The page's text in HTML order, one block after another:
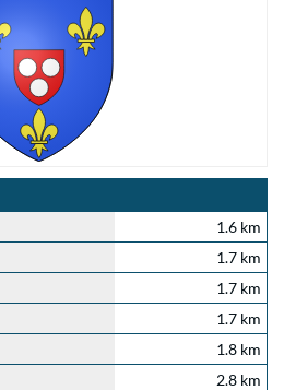
1.6 km
1.7 km
1.7 km
1.7 km
1.8 km
2.8 km